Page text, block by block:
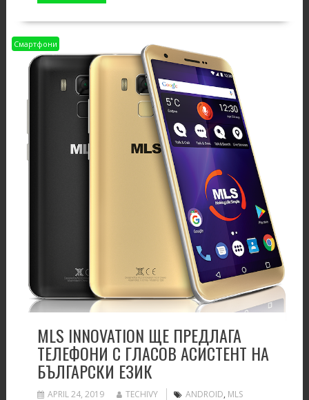
Смартфони
MLS INNOVATION ЩЕ ПРЕДЛАГА
ТЕЛЕФОНИ С ГЛАСОВ АСИСТЕНТ НА
БЪЛГАРСКИ ЕЗИК
APRIL 24, 2019 TECHIVY ANDROID, MLS